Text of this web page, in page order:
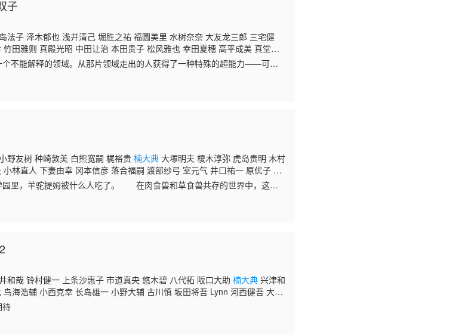
子
法子 泽木郁也 浅井清己 堀胜之祐 福圆美里 水树奈奈 大友龙三郎 三宅健
田雅则 真殿光昭 中田让治 本田贵子 松风雅也 幸田夏穗 高平成美 真堂
川由依 坂卷亮祐 永田依子 森谷里美 生天目仁美 上田祐司
个不能解释的领域。从那片领域走出的人获得了一种特殊的超能力——可以
般从此失去了梦与心。那片神秘的区域被叫做地狱门，而那些因此获取超
野友树 种崎敦美 白熊宽嗣 梶裕贵楠大典 大塚明夫 榎木淳弥 虎岛贵明 木村
林直人 下妻由幸 冈本信彦 落合福嗣 渡部纱弓 室元气 井口祐一 原优子 兼
园里，羊驼提姆被什么人吃了。 在肉食兽和草食兽共存的世界中，这是
族的墙壁。这是大灰狼雷格西（17岁）和各种各样的动物交织在一起，激
和哉 铃村健一 上条沙惠子 市道真央 悠木碧 八代拓 阪口大助楠大典 兴津和
海浩辅 小西克幸 长岛雄一 小野大辅 古川慎 坂田将吾 Lynn 河西健吾 大原
智昭 赤尾光 坂本真绫 内山夕实 钉宫理惠 安元洋贵 岛袋美由利 大久保瑠
千叶进步 青山穰 日笠阳子 相泽正辉 川田绅司 松风雅也 三瓶由布子 关智
田村睦心 岛田敏 朝井彩加 千叶翔也 小野友树
待